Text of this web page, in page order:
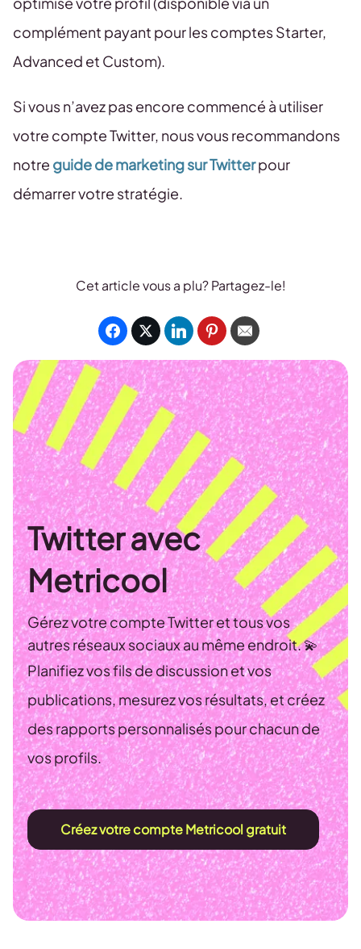
complément payant pour les comptes Starter,
Advanced et Custom).
Si vous n’avez pas encore commencé à utiliser
votre compte Twitter, nous vous recommandons
notre guide de marketing sur Twitterpour
démarrer votre stratégie.
Cet article vous a plu? Partagez-le!
Twitter avec
Metricool
Gérez votre compte Twitter et tous vos
autres réseaux sociaux au même endroit. 💫
Planifiez vos fils de discussion et vos
publications, mesurez vos résultats, et créez
des rapports personnalisés pour chacun de
vos profils.
Créez votre compte Metricool gratuit